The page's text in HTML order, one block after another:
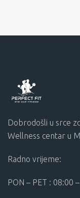
Dobrodošli u srce
Wellness centar u
Radno vrijeme:
PON – PET : 08:00